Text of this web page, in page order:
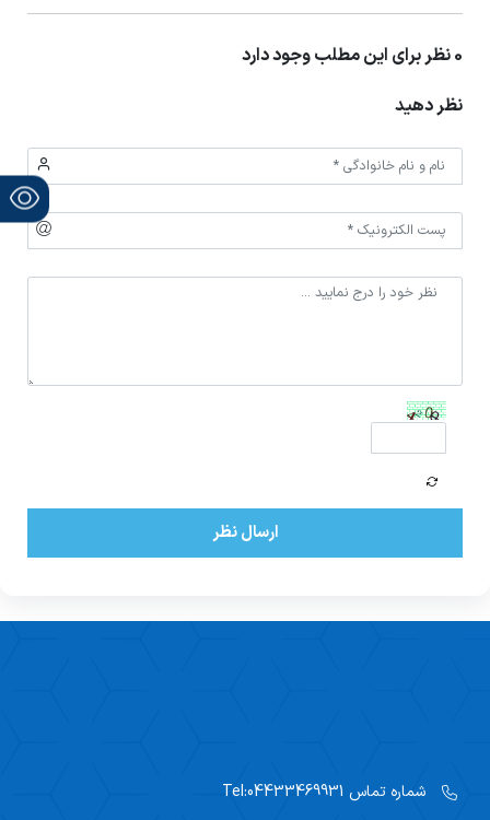
0 نظر برای این مطلب وجود دارد
نظر دهید
ارسال نظر
شماره تماس